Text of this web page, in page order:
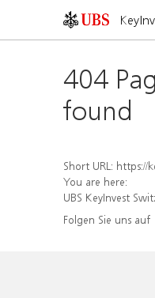
404
found
Short URL: https://
You are here:
UBS KeyInvest
Folgen Sie uns auf